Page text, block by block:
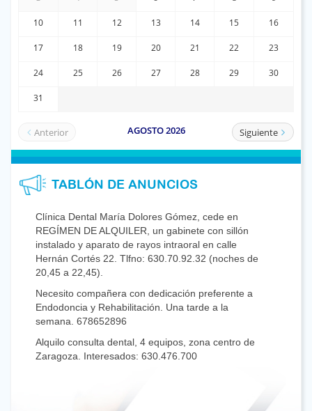
TABLÓN DE ANUNCIOS
Clínica Dental María Dolores Gómez, cede en
REGÍMEN DE ALQUILER, un gabinete con sillón
instalado y aparato de rayos intraoral en calle
Hernán Cortés 22. Tlfno: 630.70.92.32 (noches de
20,45 a 22,45).
Necesito compañera con dedicación preferente a
Endodoncia y Rehabilitación. Una tarde a la
semana. 678652896
Alquilo consulta dental, 4 equipos, zona centro de
Zaragoza. Interesados: 630.476.700